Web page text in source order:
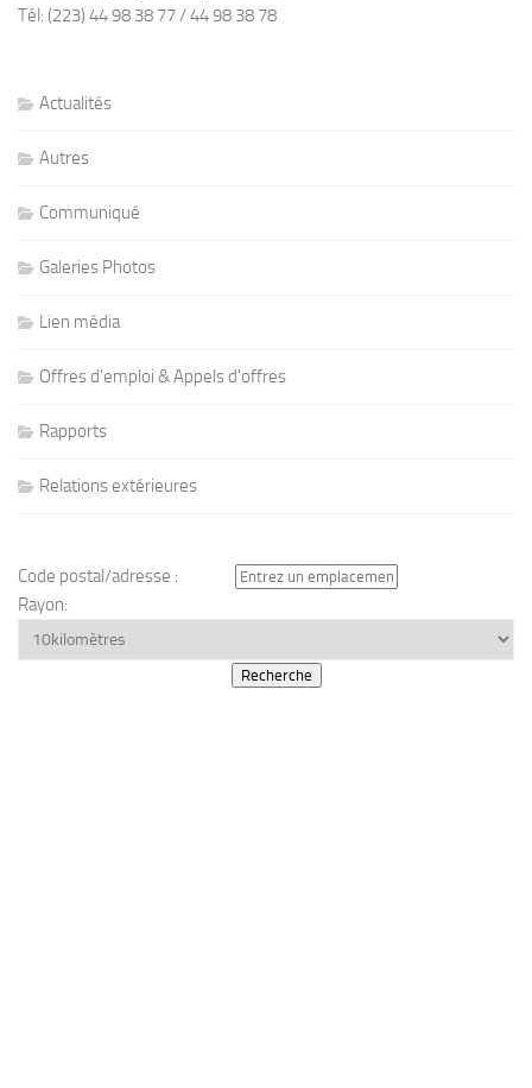
Tél: (223) 44 98 38 77 / 44 98 38 78
Actualités
Autres
Communiqué
Galeries Photos
Lien média
Offres d'emploi & Appels d'offres
Rapports
Relations extérieures
Code postal/adresse :
Rayon: